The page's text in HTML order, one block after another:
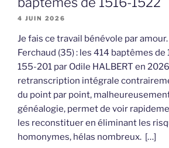
4 JUIN 2026
Je fais ce travail bénévole par
Ferchaud (35) : les 414 baptêmes de
155-201 par Odile HALBERT en
retranscription intégrale
du point par point,
généalogie, permet de voir
les reconstituer en éliminant les
homonymes, hélas nombreux. […]